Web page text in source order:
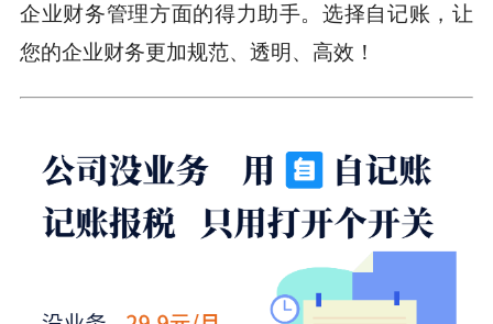
企业财务管理方面的得力助手。选择自记账，让
您的企业财务更加规范、透明、高效！